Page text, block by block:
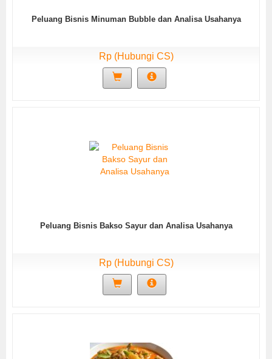
Peluang Bisnis Minuman Bubble dan Analisa Usahanya
Rp (Hubungi CS)
Peluang Bisnis Bakso Sayur dan Analisa Usahanya
Rp (Hubungi CS)